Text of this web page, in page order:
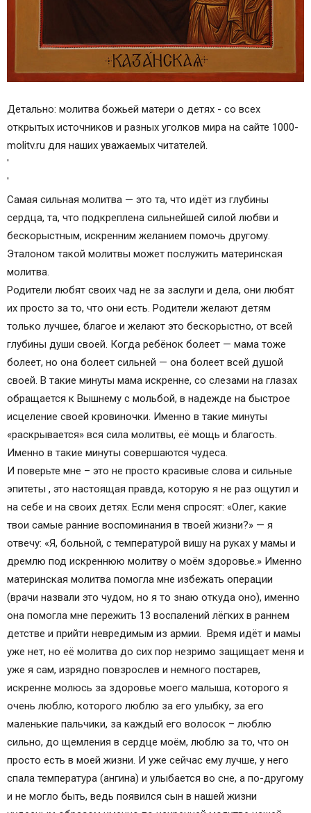
Детально: молитва божьей матери о детях - со всех
открытых источников и разных уголков мира на сайте 1000-
molitv.ru для наших уважаемых читателей.
'
'
Самая сильная молитва — это та, что идёт из глубины
сердца, та, что подкреплена сильнейшей силой любви и
бескорыстным, искренним желанием помочь другому.
Эталоном такой молитвы может послужить материнская
молитва.
Родители любят своих чад не за заслуги и дела, они любят
их просто за то, что они есть. Родители желают детям
только лучшее, благое и желают это бескорыстно, от всей
глубины души своей. Когда ребёнок болеет — мама тоже
болеет, но она болеет сильней — она болеет всей душой
своей. В такие минуты мама искренне, со слезами на глазах
обращается к Вышнему с мольбой, в надежде на быстрое
исцеление своей кровиночки. Именно в такие минуты
«раскрывается» вся сила молитвы, её мощь и благость.
Именно в такие минуты совершаются чудеса.
И поверьте мне – это не просто красивые слова и сильные
эпитеты , это настоящая правда, которую я не раз ощутил и
на себе и на своих детях. Если меня спросят: «Олег, какие
твои самые ранние воспоминания в твоей жизни?» — я
отвечу: «Я, больной, с температурой вишу на руках у мамы и
дремлю под искреннюю молитву о моём здоровье.» Именно
материнская молитва помогла мне избежать операции
(врачи назвали это чудом, но я то знаю откуда оно), именно
она помогла мне пережить 13 воспалений лёгких в раннем
детстве и прийти невредимым из армии. Время идёт и мамы
уже нет, но её молитва до сих пор незримо защищает меня и
уже я сам, изрядно повзрослев и немного постарев,
искренне молюсь за здоровье моего малыша, которого я
очень люблю, которого люблю за его улыбку, за его
маленькие пальчики, за каждый его волосок – люблю
сильно, до щемления в сердце моём, люблю за то, что он
просто есть в моей жизни. И уже сейчас ему лучше, у него
спала температура (ангина) и улыбается во сне, а по-другому
и не могло быть, ведь появился сын в нашей жизни